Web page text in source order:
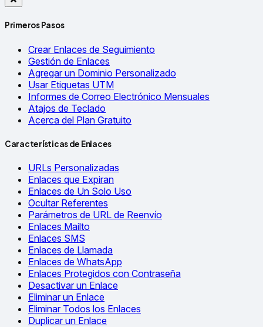
Primeros Pasos
Crear Enlaces de Seguimiento
Gestión de Enlaces
Agregar un Dominio Personalizado
Usar Etiquetas UTM
Informes de Correo Electrónico Mensuales
Atajos de Teclado
Acerca del Plan Gratuito
Características de Enlaces
URLs Personalizadas
Enlaces que Expiran
Enlaces de Un Solo Uso
Ocultar Referentes
Parámetros de URL de Reenvío
Enlaces Mailto
Enlaces SMS
Enlaces de Llamada
Enlaces de WhatsApp
Enlaces Protegidos con Contraseña
Desactivar un Enlace
Eliminar un Enlace
Eliminar Todos los Enlaces
Duplicar un Enlace